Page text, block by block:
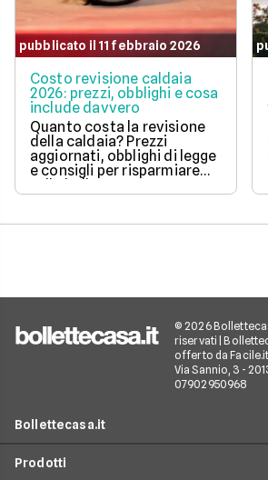
pubblicato il 11 febbraio 2026
Costo revisione caldaia
2026: prezzi, obblighi e cosa
include davvero
Quanto costa la revisione
della caldaia? Prezzi
aggiornati, obblighi di legge
e consigli per risparmiare
sulla bolletta gas.
© 2026
riservati |
offerto da
Via Sannio, 3 -
07902950968
Bollettecasa.it
Prodotti